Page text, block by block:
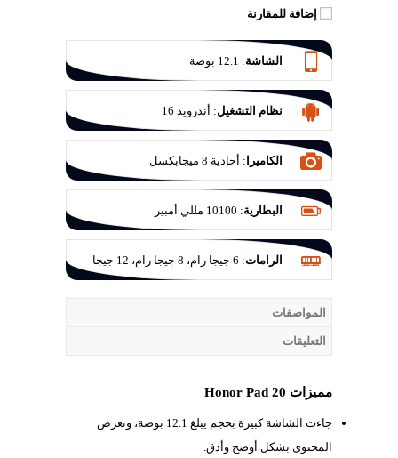
إضافة للمقارنة
الشاشة: 12.1 بوصة
نظام التشغيل: أندرويد 16
الكاميرا : أحادية 8 ميجابكسل
البطارية: 10100 مللي أمبير
الرامات:
6 جيجا رام، 8 جيجا رام، 12 جيجا
رام
المواصفات
التعليقات
مميزات Honor Pad 20
جاءت الشاشة كبيرة بحجم يبلغ
12.1 بوصة، وتعرض
المحتوى بشكل أوضح وأدق.